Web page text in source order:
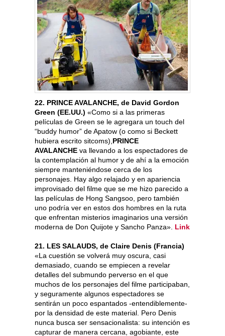
22. PRINCE AVALANCHE, de David Gordon
Green (EE.UU.) «Como si a las primeras
películas de Green se le agregara un touch del
“buddy humor” de Apatow (o como si Beckett
hubiera escrito sitcoms), PRINCE
AVALANCHE va llevando a los espectadores de
la contemplación al humor y de ahí a la emoción
siempre manteniéndose cerca de los
personajes. Hay algo relajado y en apariencia
improvisado del filme que se me hizo parecido a
las películas de Hong Sangsoo, pero también
uno podría ver en estos dos hombres en la ruta
que enfrentan misterios imaginarios una versión
moderna de Don Quijote y Sancho Panza». Link
21. LES SALAUDS, de Claire Denis (Francia)
«La cuestión se volverá muy oscura, casi
demasiado, cuando se empiecen a revelar
detalles del submundo perverso en el que
muchos de los personajes del filme participaban,
y seguramente algunos espectadores se
sentirán un poco espantados -entendiblemente-
por la densidad de este material. Pero Denis
nunca busca ser sensacionalista: su intención es
capturar de manera cercana, agobiante, este